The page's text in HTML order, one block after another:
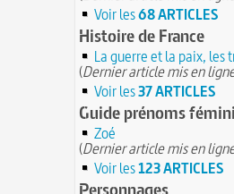
Voir les68 ARTICLES
Histoire de France
La guerre et la paix, les
(Dernier article mis en
Voir les37 ARTICLES
Guide prénoms
Zoé
(Dernier article mis en
Voir les123 ARTICLES
Personnages